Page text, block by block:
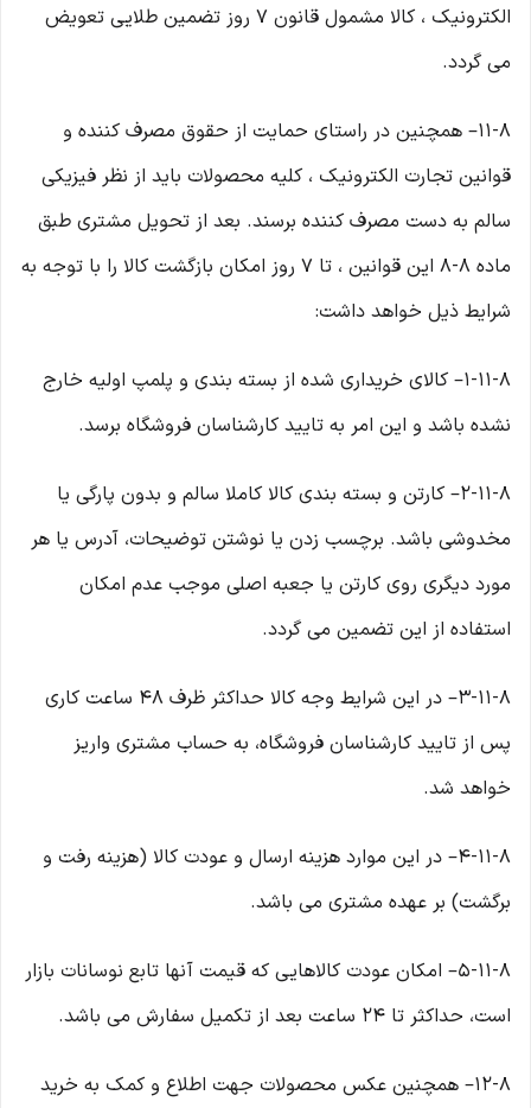
الکترونیک ، کالا مشمول قانون ۷ روز تضمین طلایی تعویض
می گردد.
۱۱-۸– همچنین در راستای حمایت از حقوق مصرف کننده و
قوانین تجارت الکترونیک ، کلیه محصولات باید از نظر فیزیکی
سالم به دست مصرف کننده برسند. بعد از تحویل مشتری طبق
ماده ۸-۸ این قوانین ، تا ۷ روز امکان بازگشت کالا را با توجه به
شرایط ذیل خواهد داشت:
۱-۱۱-۸– کالای خریداری شده از بسته بندی و پلمپ اولیه خارج
نشده باشد و این امر به تایید کارشناسان فروشگاه برسد.
۲-۱۱-۸– کارتن و بسته بندی کالا کاملا سالم و بدون پارگی یا
مخدوشی باشد. برچسب زدن یا نوشتن توضیحات، آدرس یا هر
مورد دیگری روی کارتن یا جعبه اصلی موجب عدم امکان
استفاده از این تضمین می گردد.
۳-۱۱-۸– در این شرایط وجه کالا حداکثر ظرف ۴۸ ساعت کاری
پس از تایید کارشناسان فروشگاه، به حساب مشتری واریز
خواهد شد.
۴-۱۱-۸– در این موارد هزینه ارسال و عودت کالا (هزینه رفت و
برگشت) بر عهده مشتری می باشد.
۵-۱۱-۸– امکان عودت کالاهایی که قیمت آنها تابع نوسانات بازار
است، حداکثر تا ۲۴ ساعت بعد از تکمیل سفارش می باشد.
۱۲-۸– همچنین عکس محصولات جهت اطلاع و کمک به خرید